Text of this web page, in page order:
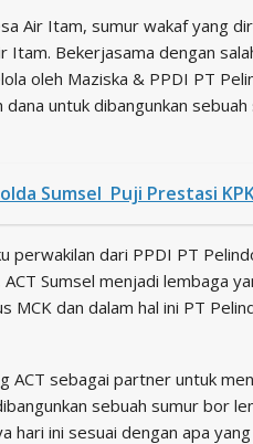
Air Itam, sumur wakaf yang
Itam. Bekerjasama dengan
oleh Maziska & PPDI PT
untuk dibangunkan
Sumsel Puji Prestasi
perwakilan dari PPDI PT
Sumsel menjadi lembaga
MCK dan dalam hal ini PT
ACT sebagai partner untuk
sebuah sumur bor
hari ini sesuai dengan apa